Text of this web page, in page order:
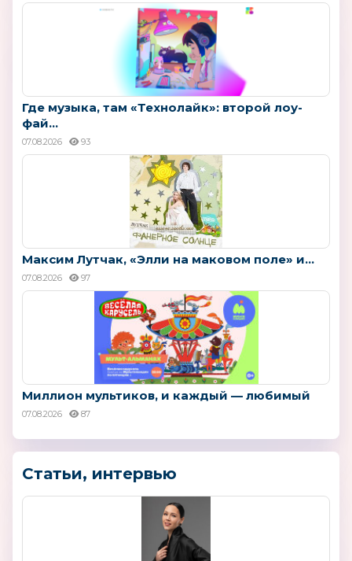
Где музыка, там «Технолайк»: второй лоу-
фай...
07.08.2026 93
Максим Лутчак, «Элли на маковом поле» и...
07.08.2026 97
Миллион мультиков, и каждый — любимый
07.08.2026 87
Статьи, интервью